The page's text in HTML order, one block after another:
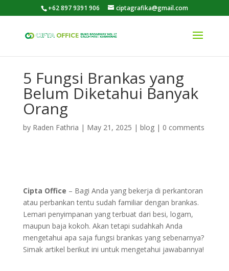
+62 897 9391 906 ciptagrafika@gmail.com
5 Fungsi Brankas yang
Belum Diketahui Banyak
Orang
by Raden Fathria | May 21, 2025 | blog| 0 comments
Cipta Office – Bagi Anda yang bekerja di perkantoran
atau perbankan tentu sudah familiar dengan brankas.
Lemari penyimpanan yang terbuat dari besi, logam,
maupun baja kokoh. Akan tetapi sudahkah Anda
mengetahui apa saja fungsi brankas yang sebenarnya?
Simak artikel berikut ini untuk mengetahui jawabannya!